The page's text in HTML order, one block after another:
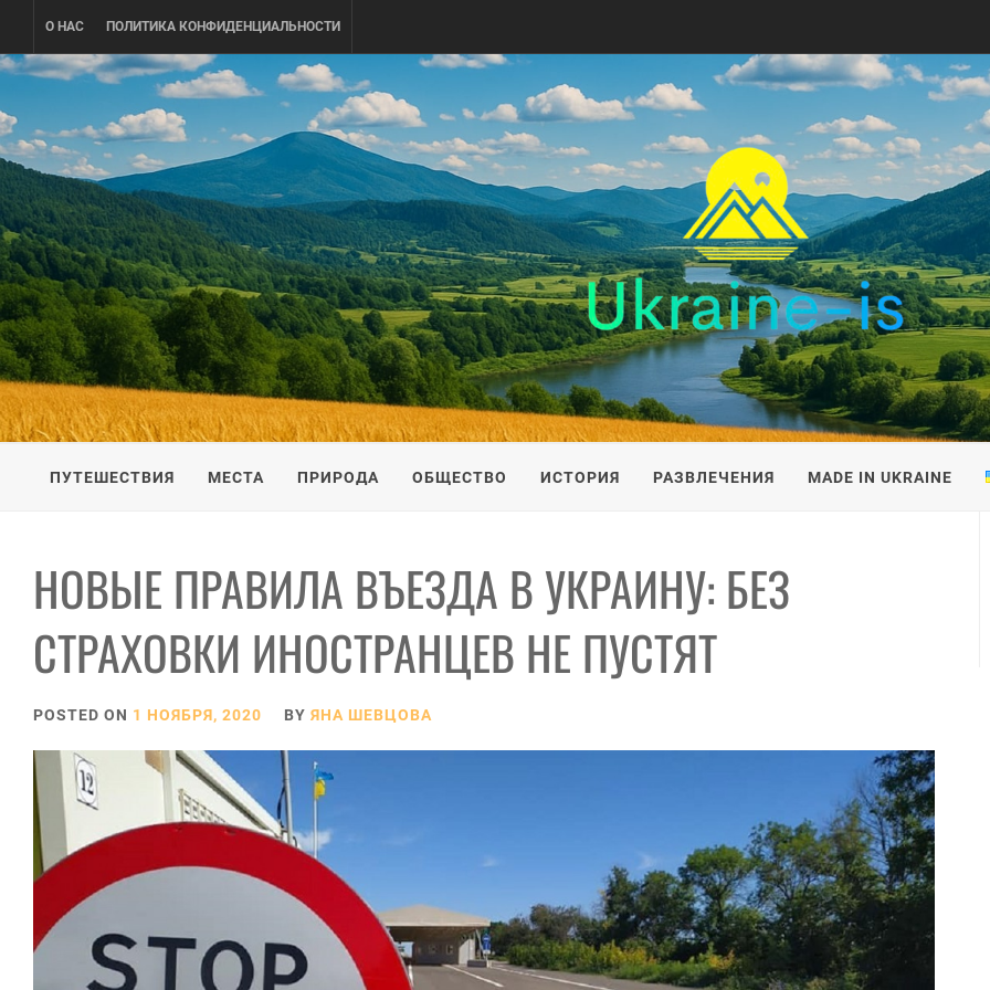
content
О НАС ПОЛИТИКА КОНФИДЕНЦИАЛЬНОСТИ
UKRAINE-IS
ПУТЕШЕСТВИЕ ПО УКРАИНЕ
ПУТЕШЕСТВИЯ МЕСТА ПРИРОДА ОБЩЕСТВО ИСТОРИЯ РАЗВЛЕЧЕНИЯ MADE IN UKRAINE
НОВЫЕ ПРАВИЛА ВЪЕЗДА В УКРАИНУ: БЕЗ
СТРАХОВКИ ИНОСТРАНЦЕВ НЕ ПУСТЯТ
POSTED ON 1 НОЯБРЯ, 2020 BY ЯНА ШЕВЦОВА